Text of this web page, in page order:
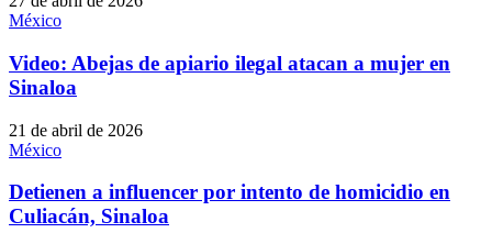
México
Video: Abejas de apiario ilegal atacan a mujer en
Sinaloa
21 de abril de 2026
México
Detienen a influencer por intento de homicidio en
Culiacán, Sinaloa